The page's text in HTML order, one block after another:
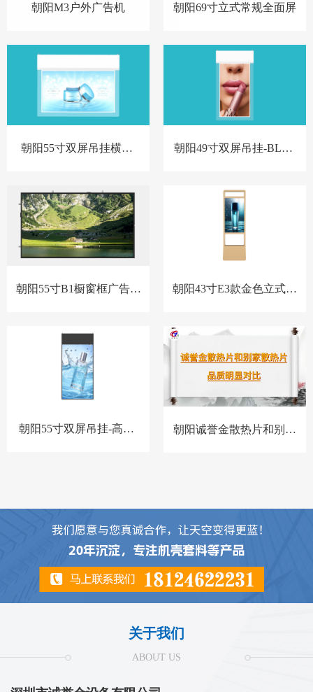
朝阳M3户外广告机 朝阳69寸立式常规全面屏
朝阳55寸双屏吊挂横屏-
朝阳49寸双屏吊挂-BL款-
朝阳55寸B1橱窗框广告机
朝阳43寸E3款金色立式橱
朝阳55寸双屏吊挂-高亮-
朝阳诚誉金散热片和别家
关于我们
ABOUT US